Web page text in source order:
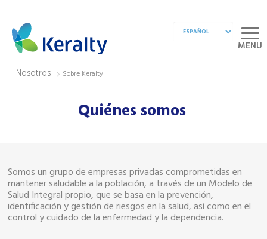
MENU
Nosotros
Sobre Keralty
Quiénes somos
Somos un grupo de empresas privadas comprometidas en
mantener saludable a la población, a través de un Modelo de
Salud Integral propio, que se basa en la prevención,
identificación y gestión de riesgos en la salud, así como en el
control y cuidado de la enfermedad y la dependencia.